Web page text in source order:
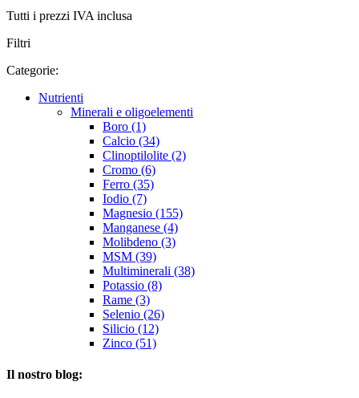
Tutti i prezzi IVA inclusa
Filtri
Categorie:
Nutrienti
Minerali e oligoelementi
Boro (1)
Calcio (34)
Clinoptilolite (2)
Cromo (6)
Ferro (35)
Iodio (7)
Magnesio (155)
Manganese (4)
Molibdeno (3)
MSM (39)
Multiminerali (38)
Potassio (8)
Rame (3)
Selenio (26)
Silicio (12)
Zinco (51)
Il nostro blog: